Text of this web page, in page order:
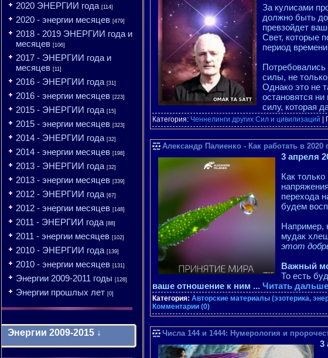
2020 ЭНЕРГИИ года [114]
2020 - энергии месяцев [479]
2018 - 2019 ЭНЕРГИИ года и
месяцев [106]
2017 - ЭНЕРГИИ года и
месяцев [11]
2016 - ЭНЕРГИИ года [31]
2016 - энергии месяцев [223]
2015 - ЭНЕРГИИ года [15]
2015 - энергии месяцев [323]
2014 - ЭНЕРГИИ года [32]
2014 - энергии месяцев [198]
2013 - ЭНЕРГИИ года [32]
2013 - энергии месяцев [339]
2012 - ЭНЕРГИИ года [67]
2012 - энергии месяцев [148]
2011 - ЭНЕРГИИ года [88]
2011 - энергии месяцев [102]
2010 - ЭНЕРГИИ года [139]
2010 - энергии месяцев [131]
Энергии 2009-2011 годы [128]
Энергии прошлых лет [0]
Энергии 2009-2015 ↓
За кулисами
должно быть
превзойдет
Свет, которые
период
Потребовались
силы, не
Однако это не
остановятся
силу, которая
Категория: Ченнелинги других Сил и цивилизаций |
Александр Палиенко - Как работать в 2020
3 апреля
Как
перехода
будем
Например,
мудак
этот
Важный
То есть
ваше отношение к ним ... Читать
Категория: Авторские материалы (эзотерика,
Комментарии (0)
Числа 144 и 1444: Нумерология и
3